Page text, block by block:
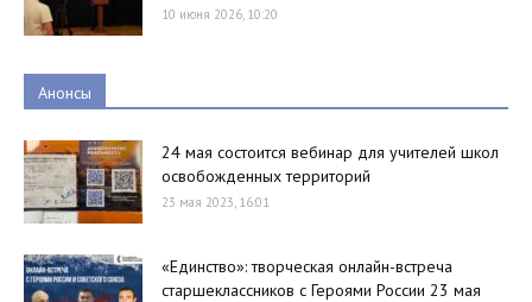
10 июня 2026, 10:20
Анонсы
24 мая состоится вебинар для учителей школ
освобожденных территорий
23 мая 2023, 16:01
«Единство»: творческая онлайн-встреча
старшеклассников с Героями России 23 мая